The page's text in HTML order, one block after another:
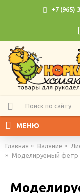
+7 (965)
МЕНЮ
Главная Валяние
Моделируемый фетр